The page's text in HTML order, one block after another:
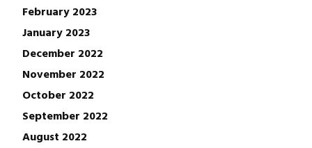
February 2023
January 2023
December 2022
November 2022
October 2022
September 2022
August 2022